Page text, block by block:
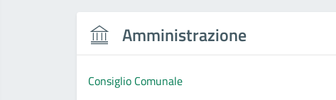
Amministrazione
Consiglio Comunale